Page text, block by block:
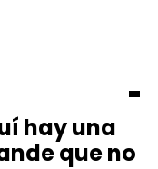
hay una
que no